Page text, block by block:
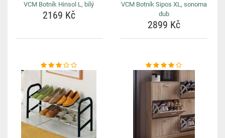
VCM Botník Hinsol L, bílý
2169 Kč
VCM Botník Sipos XL, sonoma
dub
2899 Kč